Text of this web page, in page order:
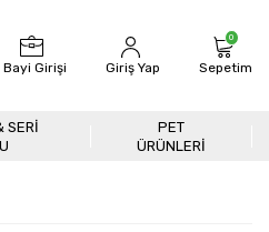
Bayi Girişi Giriş Yap
0
Sepetim
SERI
PET
ÜRÜNLERİ